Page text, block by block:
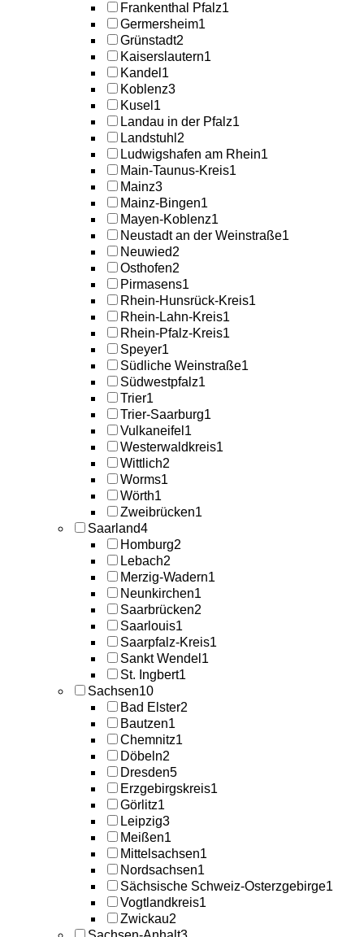
Frankenthal Pfalz1
Germersheim1
Grünstadt2
Kaiserslautern1
Kandel 1
Koblenz3
Kusel 1
Landau in der Pfalz1
Landstuhl 2
Ludwigshafen am Rhein1
Main-Taunus-Kreis1
Mainz3
Mainz-Bingen1
Mayen-Koblenz1
Neustadt an der Weinstraße1
Neuwied2
Osthofen2
Pirmasens1
Rhein-Hunsrück-Kreis1
Rhein-Lahn-Kreis1
Rhein-Pfalz-Kreis1
Speyer1
Südliche Weinstraße1
Südwestpfalz1
Trier1
Trier-Saarburg1
Vulkaneifel 1
Westerwaldkreis1
Wittlich2
Worms1
Wörth1
Zweibrücken1
Saarland4
Homburg2
Lebach2
Merzig-Wadern1
Neunkirchen1
Saarbrücken2
Saarlouis1
Saarpfalz-Kreis1
Sankt Wendel 1
St. Ingbert1
Sachsen10
Bad Elster2
Bautzen1
Chemnitz1
Döbeln2
Dresden5
Erzgebirgskreis1
Görlitz1
Leipzig3
Meißen1
Mittelsachsen1
Nordsachsen1
Sächsische Schweiz-Osterzgebirge1
Vogtlandkreis1
Zwickau2